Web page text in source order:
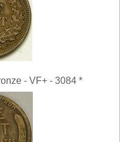
- VF+ - 3084 *